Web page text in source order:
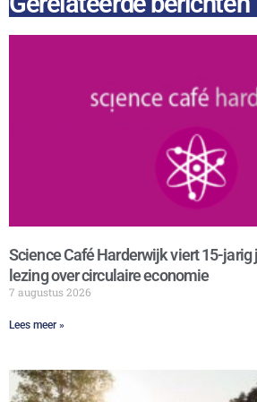
Science Café Harderwijk viert 15-
lezing over circulaire economie
7 augustus 2026
Lees meer »